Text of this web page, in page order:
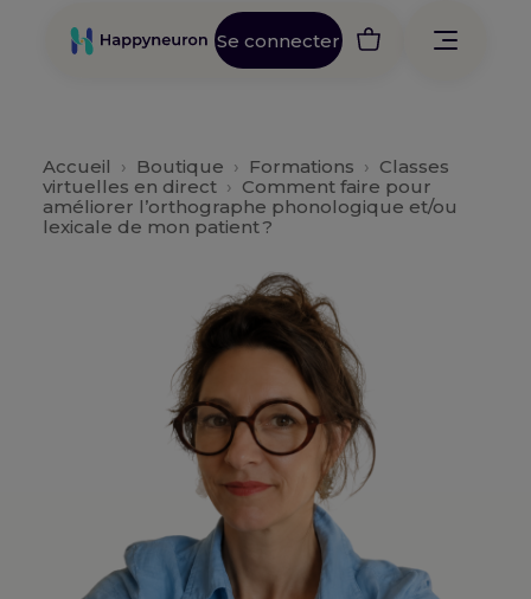
Se connecter
Accueil › Boutique › Formations › Classes
virtuelles en direct › Comment faire pour
améliorer l’orthographe phonologique et/ou
lexicale de mon patient ?